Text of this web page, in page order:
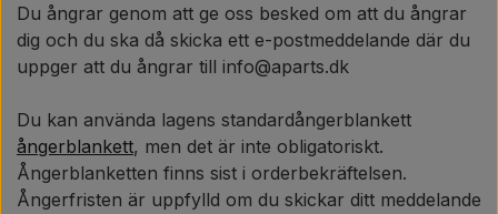
Du ångrar genom att ge oss besked om att du ångrar
dig och du ska då skicka ett e-postmeddelande där du
uppger att du ångrar till info@aparts.dk
Du kan använda lagens standardångerblankett
ångerblankett, men det är inte obligatoriskt.
Ångerblanketten finns sist i orderbekräftelsen.
Ångerfristen är uppfylld om du skickar ditt meddelande